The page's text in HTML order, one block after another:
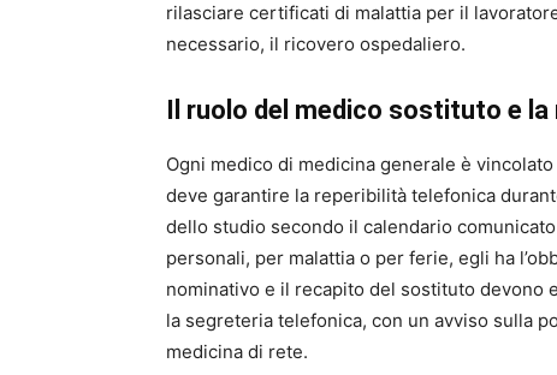
rilasciare certificati di malattia per il
necessario, il ricovero ospedaliero.
Il ruolo del medico sostituto e
Ogni medico di medicina generale è
deve garantire la reperibilità telefonica
dello studio secondo il calendario
personali, per malattia o per ferie, egli ha
nominativo e il recapito del sostituto devono
la segreteria telefonica, con un avviso sulla
medicina di rete.